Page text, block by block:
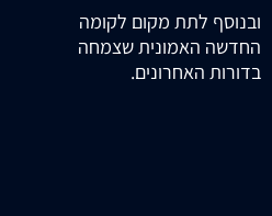
ובנוסף לתת מקום לקומה
החדשה האמונית שצמחה
בדורות האחרונים.